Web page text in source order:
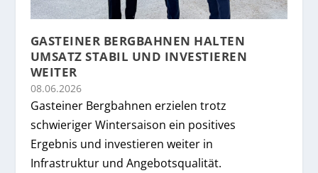
GASTEINER BERGBAHNEN HALTEN
UMSATZ STABIL UND INVESTIEREN
WEITER
08.06.2026
Gasteiner Bergbahnen erzielen trotz
schwieriger Wintersaison ein positives
Ergebnis und investieren weiter in
Infrastruktur und Angebotsqualität.